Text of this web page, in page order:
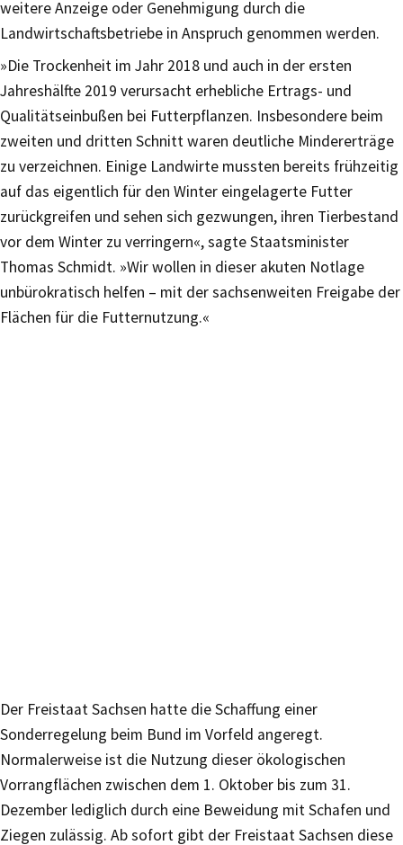
weitere Anzeige oder Genehmigung durch die
Landwirtschaftsbetriebe in Anspruch genommen werden.
»Die Trockenheit im Jahr 2018 und auch in der ersten
Jahreshälfte 2019 verursacht erhebliche Ertrags- und
Qualitätseinbußen bei Futterpflanzen. Insbesondere beim
zweiten und dritten Schnitt waren deutliche Mindererträge
zu verzeichnen. Einige Landwirte mussten bereits frühzeitig
auf das eigentlich für den Winter eingelagerte Futter
zurückgreifen und sehen sich gezwungen, ihren Tierbestand
vor dem Winter zu verringern«, sagte Staatsminister
Thomas Schmidt. »Wir wollen in dieser akuten Notlage
unbürokratisch helfen – mit der sachsenweiten Freigabe der
Flächen für die Futternutzung.«
Der Freistaat Sachsen hatte die Schaffung einer
Sonderregelung beim Bund im Vorfeld angeregt.
Normalerweise ist die Nutzung dieser ökologischen
Vorrangflächen zwischen dem 1. Oktober bis zum 31.
Dezember lediglich durch eine Beweidung mit Schafen und
Ziegen zulässig. Ab sofort gibt der Freistaat Sachsen diese